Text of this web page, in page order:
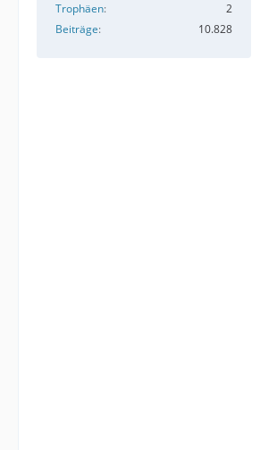
Trophäen
2
Beiträge
10.828